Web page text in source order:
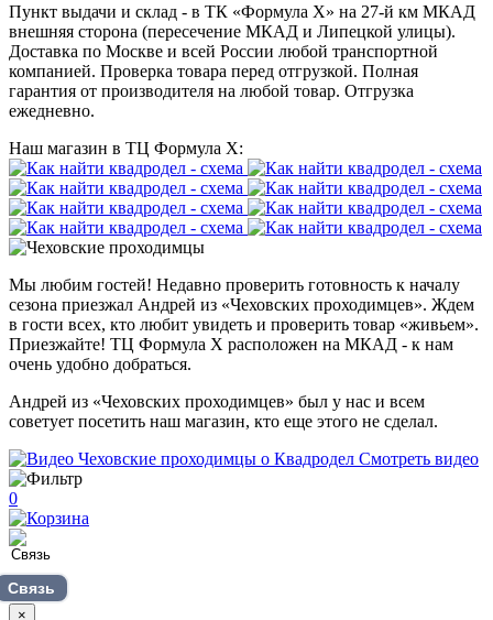
Пункт выдачи и склад - в ТК «Формула X» на 27-й км МКАД
внешняя сторона (пересечение МКАД и Липецкой улицы).
Доставка по Москве и всей России любой транспортной
компанией. Проверка товара перед отгрузкой. Полная
гарантия от производителя на любой товар. Отгрузка
ежедневно.
Наш магазин в ТЦ Формула Х:
Мы любим гостей! Недавно проверить готовность к началу
сезона приезжал Андрей из «Чеховских проходимцев». Ждем
в гости всех, кто любит увидеть и проверить товар «живьем».
Приезжайте! ТЦ Формула Х расположен на МКАД - к нам
очень удобно добраться.
Андрей из «Чеховских проходимцев» был у нас и всем
советует посетить наш магазин, кто еще этого не сделал.
Смотреть видео
0
Связь
×